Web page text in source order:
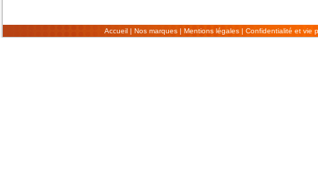
Accueil |Nos marques |Mentions légales |Confidentialité et vie